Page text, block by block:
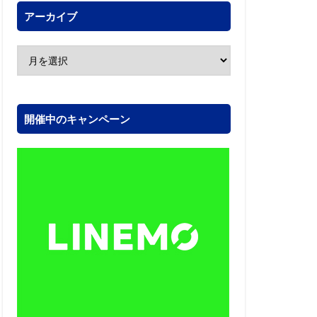
アーカイブ
開催中のキャンペーン